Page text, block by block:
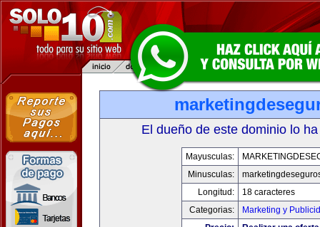
El dueño de este dominio lo
Mayusculas:
Minusculas:
Longitud:
18 caracteres
Categorias:
Marketing y